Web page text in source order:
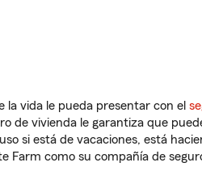
la vida le pueda presentar con el
de vivienda le garantiza que
si está de vacaciones, está
Farm como su compañía de